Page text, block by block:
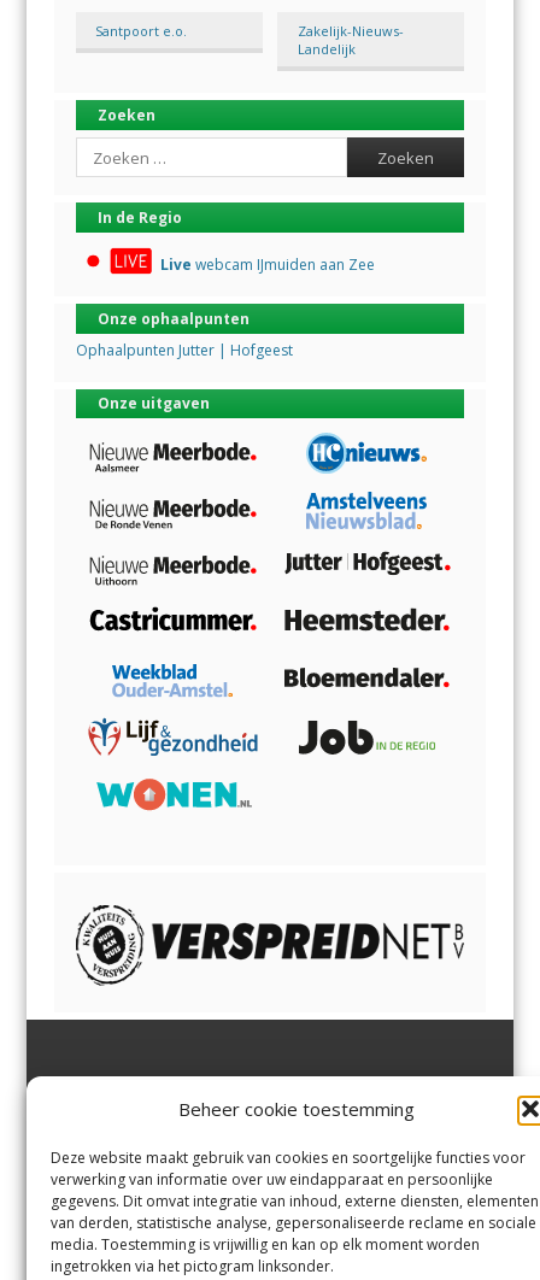
Beheer cookie toestemming
Deze website maakt gebruik van cookies en soortgelijke functies voor
verwerking van informatie over uw eindapparaat en persoonlijke
gegevens. Dit omvat integratie van inhoud, externe diensten, elementen
van derden, statistische analyse, gepersonaliseerde reclame en sociale
media. Toestemming is vrijwillig en kan op elk moment worden
ingetrokken via het pictogram linksonder.
Santpoort e.o.
Zakelijk-Nieuws-
Landelijk
Zoeken
Search
In de Regio
Live webcam IJmuiden aan Zee
Onze ophaalpunten
Ophaalpunten Jutter | Hofgeest
Onze uitgaven
Margadantstraat 34
0255-533900
info@jutter.nlofinfo@hofgee
st.nl
Velserbroek,Velsen-Zuid,
Zuid,Driehuisen
Spaarnwoude.
Contact